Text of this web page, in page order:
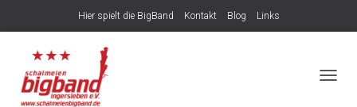
Hier spielt die BigBand Kontakt Blog Links